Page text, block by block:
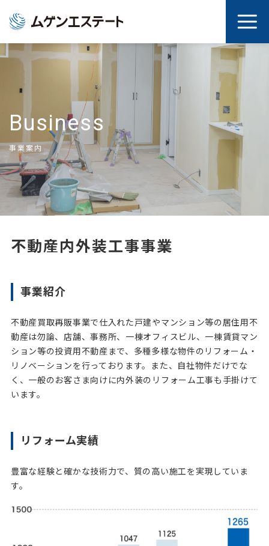
Business
事業案内
不動産内外装工事事業
事業紹介
不動産買取再販事業で仕入れた戸建やマンション等の居住用不
動産は勿論、店舗、事務所、一棟オフィスビル、一棟賃貸マン
ション等の投資用不動産まで、多種多様な物件のリフォーム・
リノベーションを行っております。また、自社物件だけでな
く、一般のお客さま向けに内外装のリフォーム工事も手掛けて
います。
リフォーム実績
豊富な経験と確かな技術力で、質の高い施工を実現していま
す。